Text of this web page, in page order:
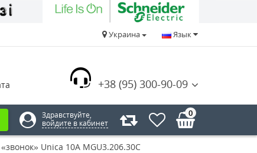
Язык
Украина
+38 (95) 300-90-09
Здравствуйте,
войдите в кабинет
0
Unica 10А MGU3.206.30C